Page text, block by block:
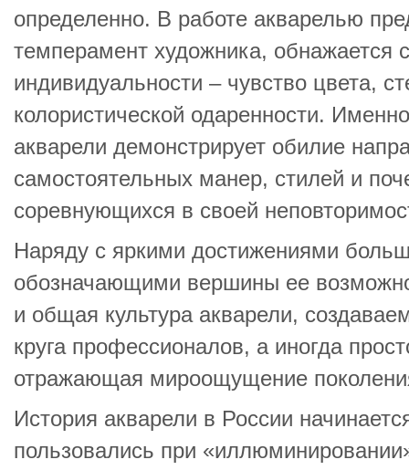
определенно. В работе акварелью
темперамент художника, обнажается
индивидуальности – чувство цвета,
колористической одаренности.
акварели демонстрирует обилие
самостоятельных манер, стилей и
соревнующихся в своей
Наряду с яркими достижениями
обозначающими вершины ее
и общая культура акварели,
круга профессионалов, а иногда
отражающая мироощущение
История акварели в России
пользовались при